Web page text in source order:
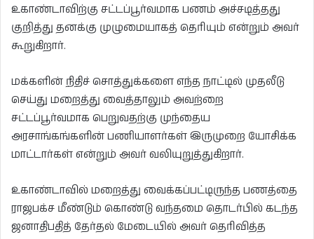
உகாண்டாவிற்கு சட்டப்பூர்வமாக பணம் அச்சடித்தது
குறித்து தனக்கு முழுமையாகத் தெரியும் என்றும் அவர்
கூறுகிறார்.
மக்களின் நிதிச் சொத்துக்களை எந்த நாட்டில் முதலீடு
செய்து மறைத்து வைத்தாலும் அவற்றை
சட்டப்பூர்வமாக பெறுவதற்கு முந்தைய
அரசாங்கங்களின் பணியாளர்கள் இருமுறை யோசிக்க
மாட்டார்கள் என்றும் அவர் வலியுறுத்துகிறார்.
உகாண்டாவில் மறைத்து வைக்கப்பட்டிருந்த பணத்தை
ராஜபக்ச மீண்டும் கொண்டு வந்தமை தொடர்பில் கடந்த
ஜனாதிபதித் தேர்தல் மேடையில் அவர் தெரிவித்த